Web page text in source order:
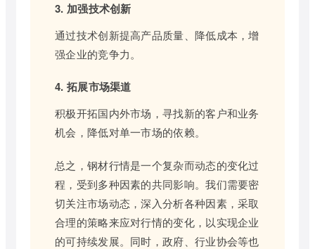
3. 加强技术创新
通过技术创新提高产品质量、降低成本，增
强企业的竞争力。
4. 拓展市场渠道
积极开拓国内外市场，寻找新的客户和业务
机会，降低对单一市场的依赖。
总之，钢材行情是一个复杂而动态的变化过
程，受到多种因素的共同影响。我们需要密
切关注市场动态，深入分析各种因素，采取
合理的策略来应对行情的变化，以实现企业
的可持续发展。同时，政府、行业协会等也